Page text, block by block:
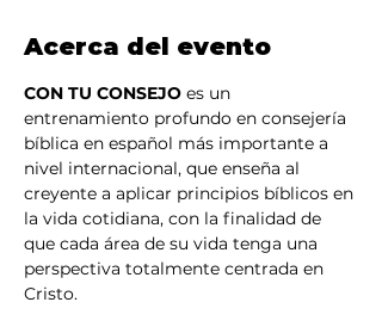
Acerca del evento
CON TU CONSEJO es un
entrenamiento profundo en consejería
bíblica en español más importante a
nivel internacional, que enseña al
creyente a aplicar principios bíblicos en
la vida cotidiana, con la finalidad de
que cada área de su vida tenga una
perspectiva totalmente centrada en
Cristo.